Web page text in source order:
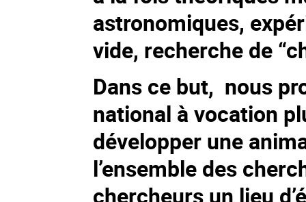
astronomiques,
vide, recherche de
Dans ce but, nous
national à vocation
développer une
l’ensemble des
chercheurs un lieu